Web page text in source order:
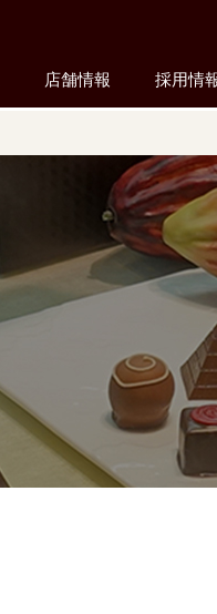
店舗情報 採用情